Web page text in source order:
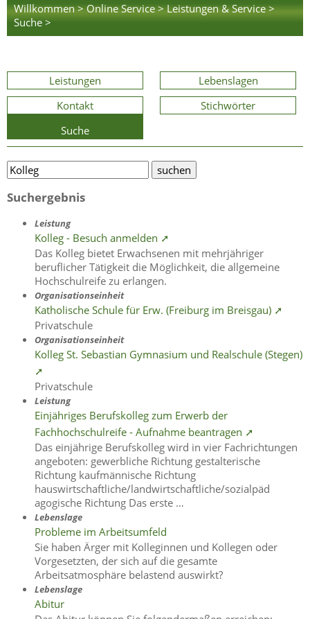
Willkommen > Online Service > Leistungen & Service >
Suche >
Leistungen
Lebenslagen
Kontakt
Stichwörter
Suche
Suchergebnis
Leistung
Kolleg - Besuch anmelden ➚
Das Kolleg bietet Erwachsenen mit mehrjähriger
beruflicher Tätigkeit die Möglichkeit, die allgemeine
Hochschulreife zu erlangen.
Organisationseinheit
Katholische Schule für Erw. (Freiburg im Breisgau) ➚
Privatschule
Organisationseinheit
Kolleg St. Sebastian Gymnasium und Realschule (Stegen)
➚
Privatschule
Leistung
Einjähriges Berufskolleg zum Erwerb der
Fachhochschulreife - Aufnahme beantragen ➚
Das einjährige Berufskolleg wird in vier Fachrichtungen
angeboten: gewerbliche Richtung gestalterische
Richtung kaufmännische Richtung
hauswirtschaftliche/landwirtschaftliche/sozialpäd
agogische Richtung Das erste …
Lebenslage
Probleme im Arbeitsumfeld
Sie haben Ärger mit Kolleginnen und Kollegen oder
Vorgesetzten, der sich auf die gesamte
Arbeitsatmosphäre belastend auswirkt?
Lebenslage
Abitur